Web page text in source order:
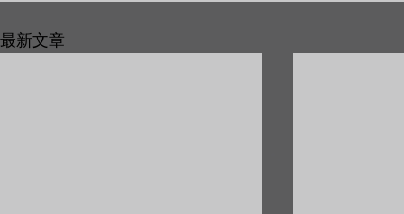
最新文章